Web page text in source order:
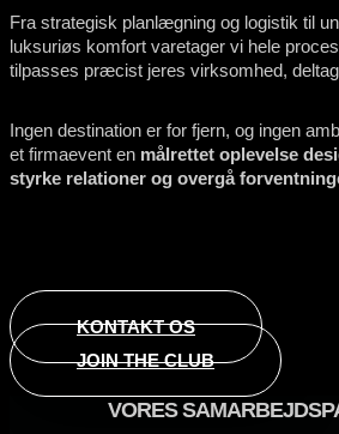
Fra strategisk planlægning og logistik til
luksuriøs komfort varetager vi hele
tilpasses præcist jeres virksomhed,
Ingen destination er for fjern, og ingen
et firmaevent en målrettet oplevelse
styrke relationer og overgå
KONTAKT OS
JOIN THE CLUB
VORES